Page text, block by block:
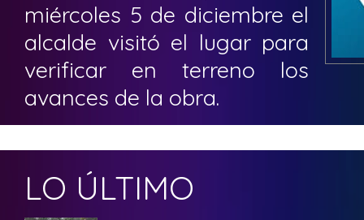
miércoles 5 de diciembre el
alcalde visitó el lugar para
verificar en terreno los
avances de la obra.
LO ÚLTIMO